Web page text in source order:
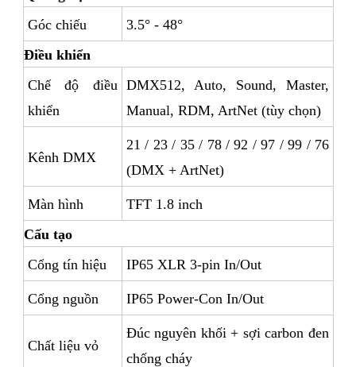
Góc chiếu
3.5° - 48°
Điều khiển
Chế độ điều
khiển
DMX512, Auto, Sound, Master,
Manual, RDM, ArtNet (tùy chọn)
Kênh DMX
21 / 23 / 35 / 78 / 92 / 97 / 99 / 76
(DMX + ArtNet)
Màn hình
TFT 1.8 inch
Cấu tạo
Cổng tín hiệu
IP65 XLR 3-pin In/Out
Cổng nguồn IP65 Power-Con In/Out
Chất liệu vỏ
Đúc nguyên khối + sợi carbon đen
chống cháy